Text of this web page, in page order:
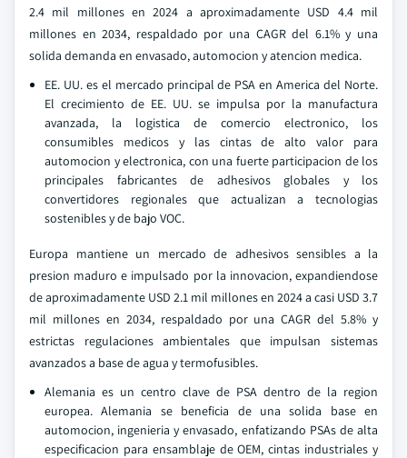
2.4 mil millones en 2024 a aproximadamente USD 4.4 mil
millones en 2034, respaldado por una CAGR del 6.1% y una
solida demanda en envasado, automocion y atencion medica.
EE. UU. es el mercado principal de PSA en America del Norte.
El crecimiento de EE. UU. se impulsa por la manufactura
avanzada, la logistica de comercio electronico, los
consumibles medicos y las cintas de alto valor para
automocion y electronica, con una fuerte participacion de los
principales fabricantes de adhesivos globales y los
convertidores regionales que actualizan a tecnologias
sostenibles y de bajo VOC.
Europa mantiene un mercado de adhesivos sensibles a la
presion maduro e impulsado por la innovacion, expandiendose
de aproximadamente USD 2.1 mil millones en 2024 a casi USD 3.7
mil millones en 2034, respaldado por una CAGR del 5.8% y
estrictas regulaciones ambientales que impulsan sistemas
avanzados a base de agua y termofusibles.
Alemania es un centro clave de PSA dentro de la region
europea. Alemania se beneficia de una solida base en
automocion, ingenieria y envasado, enfatizando PSAs de alta
especificacion para ensamblaje de OEM, cintas industriales y